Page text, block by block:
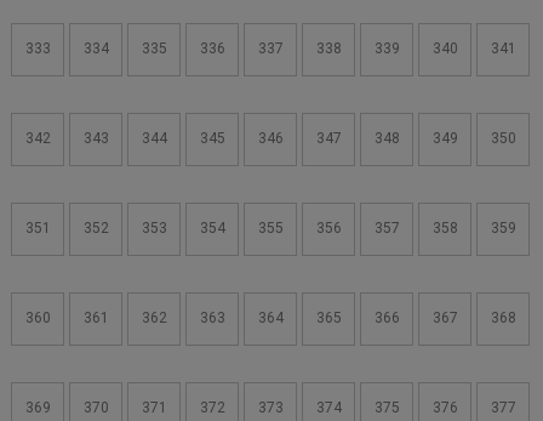
333 334 335 336 337 338 339 340 341
342 343 344 345 346 347 348 349 350
351 352 353 354 355 356 357 358 359
360 361 362 363 364 365 366 367 368
369 370 371 372 373 374 375 376 377